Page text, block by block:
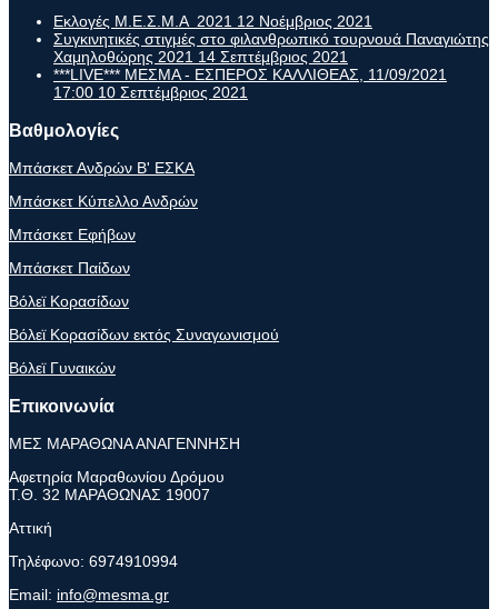
Εκλογές Μ.Ε.Σ.Μ.Α 2021 12 Νοέμβριος 2021
Συγκινητικές στιγμές στο φιλανθρωπικό τουρνουά Παναγιώτης
Χαμηλοθώρης 2021 14 Σεπτέμβριος 2021
***LIVE*** ΜΕΣΜΑ - ΕΣΠΕΡΟΣ ΚΑΛΛΙΘΕΑΣ, 11/09/2021
17:00 10 Σεπτέμβριος 2021
Βαθμολογίες
Μπάσκετ Ανδρών Β' ΕΣΚΑ
Μπάσκετ Κύπελλο Ανδρών
Μπάσκετ Εφήβων
Μπάσκετ Παίδων
Βόλεϊ Κορασίδων
Βόλεϊ Κορασίδων εκτός Συναγωνισμού
Βόλεϊ Γυναικών
Επικοινωνία
ΜΕΣ ΜΑΡΑΘΩΝΑ ΑΝΑΓΕΝΝΗΣΗ
Αφετηρία Μαραθωνίου Δρόμου
Τ.Θ. 32 ΜΑΡΑΘΩΝΑΣ 19007
Αττική
Τηλέφωνο: 6974910994
Email: info@mesma.gr